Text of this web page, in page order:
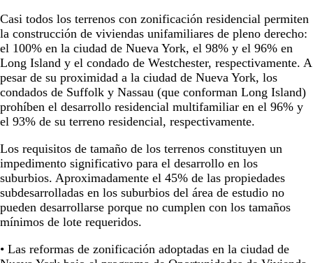
Casi todos los terrenos con zonificación residencial permiten
la construcción de viviendas unifamiliares de pleno derecho:
el 100% en la ciudad de Nueva York, el 98% y el 96% en
Long Island y el condado de Westchester, respectivamente. A
pesar de su proximidad a la ciudad de Nueva York, los
condados de Suffolk y Nassau (que conforman Long Island)
prohíben el desarrollo residencial multifamiliar en el 96% y
el 93% de su terreno residencial, respectivamente.
Los requisitos de tamaño de los terrenos constituyen un
impedimento significativo para el desarrollo en los
suburbios. Aproximadamente el 45% de las propiedades
subdesarrolladas en los suburbios del área de estudio no
pueden desarrollarse porque no cumplen con los tamaños
mínimos de lote requeridos.
• Las reformas de zonificación adoptadas en la ciudad de